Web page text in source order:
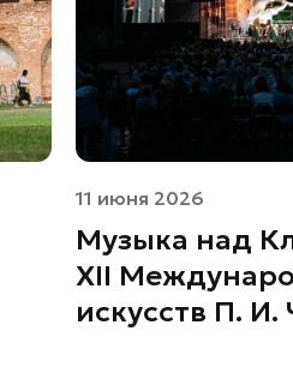
11 июня 2026
Музыка над
XII
искусств П. И.